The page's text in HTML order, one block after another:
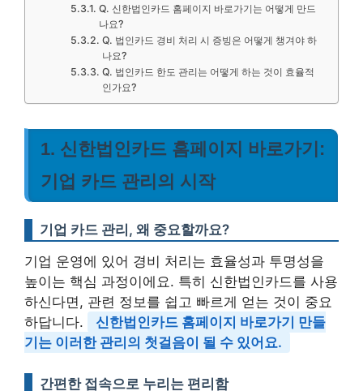
Q. 신한법인카드 홈페이지 바로가기는 어떻게 만드
나요?
Q. 법인카드 경비 처리 시 증빙은 어떻게 챙겨야 하
나요?
Q. 법인카드 한도 관리는 어떻게 하는 것이 효율적
인가요?
1. 신한법인카드 홈페이지 바로가기:
기업 카드 관리의 시작
기업 카드 관리, 왜 중요할까요?
기업 운영에 있어 경비 처리는 효율성과 투명성을
높이는 핵심 과정이에요. 특히 신한법인카드를 사용
하신다면, 관련 정보를 쉽고 빠르게 얻는 것이 중요
하답니다.
신한법인카드 홈페이지 바로가기 만들
기는 이러한 관리의 첫걸음이 될 수 있어요.
간편한 접속으로 누리는 편리함